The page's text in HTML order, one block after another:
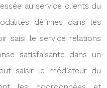
au service clients du
définies dans les
saisi le service relations
satisfaisante dans un
saisir le médiateur du